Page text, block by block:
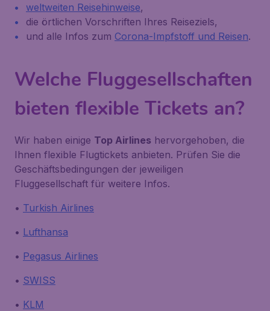
weltweiten Reisehinweise,
die örtlichen Vorschriften Ihres Reiseziels,
und alle Infos zum Corona-Impfstoff und Reisen.
Welche Fluggesellschaften
bieten flexible Tickets an?
Wir haben einige Top Airlines hervorgehoben, die
Ihnen flexible Flugtickets anbieten. Prüfen Sie die
Geschäftsbedingungen der jeweiligen
Fluggesellschaft für weitere Infos.
• Turkish Airlines
• Lufthansa
• Pegasus Airlines
• SWISS
• KLM